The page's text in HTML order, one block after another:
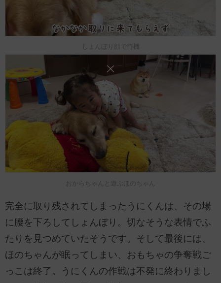
しょんぼり顔で待機
おからちゃんと遊ぶほのちゃん
完全に取り残されてしまったうにくんは、その場
に腰を下ろしてしょんぼり。切なそうな表情でふ
たりを見つめていたそうです。そして最後には、
ほのちゃんが眠ってしまい、おもちゃの争奪戦ご
っこは終了。うにくんの作戦は不発に終わりまし